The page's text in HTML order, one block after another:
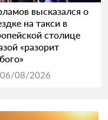
высказался о
на такси в
столице
«разорит
06/08/2026